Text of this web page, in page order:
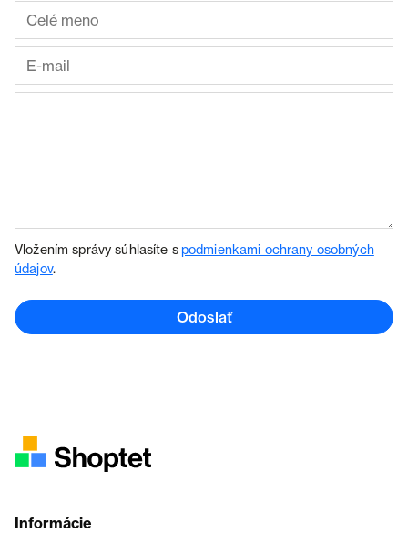
Vložením správy súhlasíte spodmienkami ochrany osobných
údajov.
Odoslať
Informácie